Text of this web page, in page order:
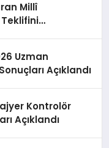
Millî
Uzman
Açıklandı
Kontrolör
Açıklandı